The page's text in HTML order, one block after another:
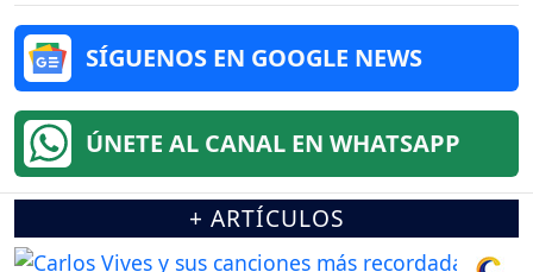
SÍGUENOS EN GOOGLE NEWS
ÚNETE AL CANAL EN WHATSAPP
+ ARTÍCULOS